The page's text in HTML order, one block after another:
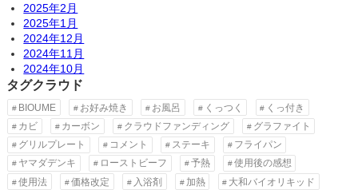
2025年2月
2025年1月
2024年12月
2024年11月
2024年10月
タグクラウド
BIOUME お好み焼き お風呂 くっつく
くっ付き
カビ
カーボン クラウドファンディング
グラファイト
グリルプレート
コメント ステーキ
フライパン
ヤマダデンキ
ローストビーフ 予熱
使用後の感想
使用法
価格改定 入浴剤 加熱
大和バイオリキッド